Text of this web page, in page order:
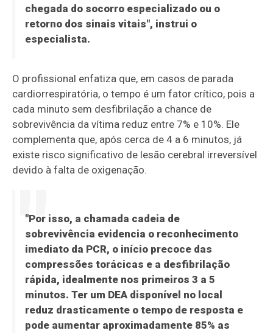
chegada do socorro especializado ou o
retorno dos sinais vitais", instrui o
especialista.
O profissional enfatiza que, em casos de parada
cardiorrespiratória, o tempo é um fator crítico, pois a
cada minuto sem desfibrilação a chance de
sobrevivência da vítima reduz entre 7% e 10%. Ele
complementa que, após cerca de 4 a 6 minutos, já
existe risco significativo de lesão cerebral irreversível
devido à falta de oxigenação.
"Por isso, a chamada cadeia de
sobrevivência evidencia o reconhecimento
imediato da PCR, o início precoce das
compressões torácicas e a desfibrilação
rápida, idealmente nos primeiros 3 a 5
minutos. Ter um DEA disponível no local
reduz drasticamente o tempo de resposta e
pode aumentar aproximadamente 85% as